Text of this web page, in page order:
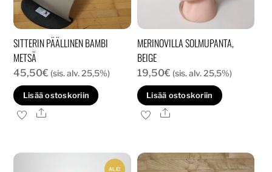
SITTERIN PÄÄLLINEN BAMBI
METSÄ
45,50€ (sis. alv. 25,5%)
Lisää ostoskoriin
Ale
MERINOVILLA SOLMUPANTA,
BEIGE
19,50€ (sis. alv. 25,5%)
Lisää ostoskoriin
Ale
ALE!